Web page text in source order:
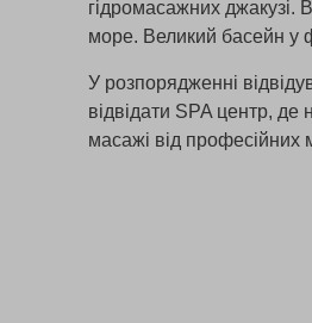
гідромасажних джакузі.
море. Великий басейн у
У розпорядженні
відвідати SPA центр, де
масажі від професійних